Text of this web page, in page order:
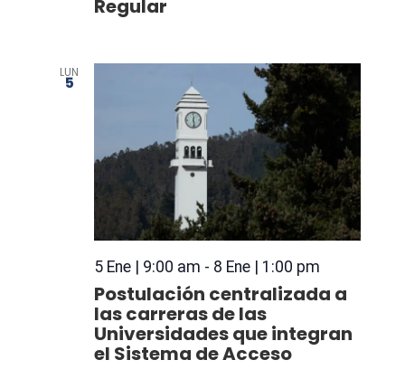
Regular
LUN
5
5 Ene | 9:00 am - 8 Ene | 1:00 pm
Postulación centralizada a
las carreras de las
Universidades que integran
el Sistema de Acceso